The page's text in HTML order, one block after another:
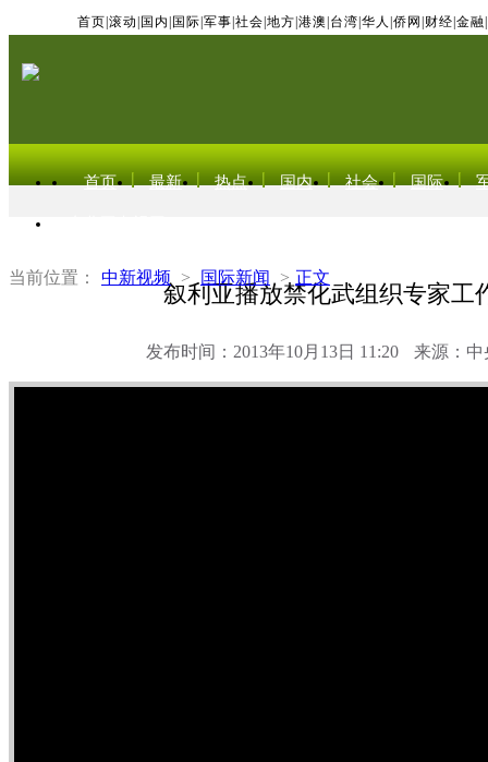
首页 滚动 国内 国际 军事 社会 地方 港澳 台湾 华人 侨网 财经 金融
首页 最新 热点 国内 社会 国际
当前位置： 中新视频 > 国际新闻 > 正文
叙利亚播放禁化武组织专家工
发布时间：2013年10月13日 11:20 来源：中